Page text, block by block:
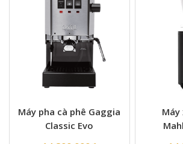
Máy pha cà phê Gaggia
Classic Evo
Máy